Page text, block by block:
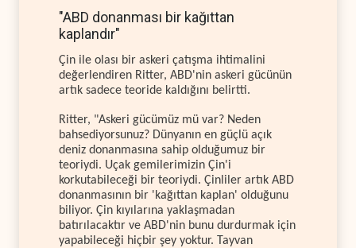
"ABD donanması bir kağıttan
kaplandır"
Çin ile olası bir askeri çatışma ihtimalini
değerlendiren Ritter, ABD'nin askeri gücünün
artık sadece teoride kaldığını belirtti.
Ritter, "Askeri gücümüz mü var? Neden
bahsediyorsunuz? Dünyanın en güçlü açık
deniz donanmasına sahip olduğumuz bir
teoriydi. Uçak gemilerimizin Çin'i
korkutabileceği bir teoriydi. Çinliler artık ABD
donanmasının bir 'kağıttan kaplan' olduğunu
biliyor. Çin kıyılarına yaklaşmadan
batırılacaktır ve ABD'nin bunu durdurmak için
yapabileceği hiçbir şey yoktur. Tayvan